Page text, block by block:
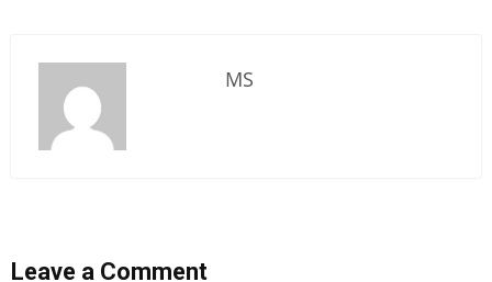
MS
Leave a Comment